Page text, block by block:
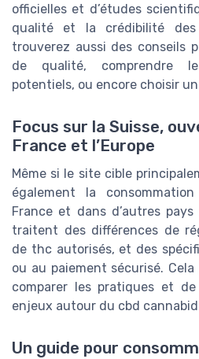
officielles et d’études
qualité et la crédibilité
trouverez aussi des conseils
de qualité, comprendre
potentiels, ou encore choisir
Focus sur la Suisse,
France et l’Europe
Même si le site cible
également la
France et dans d’autres
traitent des différences de
de thc autorisés, et des
ou au paiement sécurisé.
comparer les pratiques et
enjeux autour du cbd
Un guide pour